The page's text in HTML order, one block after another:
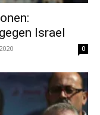
Israel
0